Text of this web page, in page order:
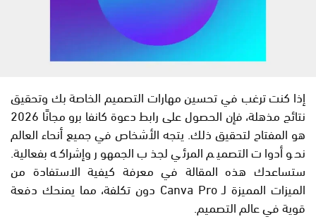
إذا كنت ترغب في تحسين مهارات التصميم الخاصة بك وتحقيق
نتائج مذهلة، فإن الحصول على رابط دعوة كانفا برو مجانًا 2026
هو المفتاح لتحقيق ذلك. يتجه الأشخاص في جميع أنحاء العالم
نحو أدوات التصميم المرئي لجذب الجمهور وإشراكه بفعالية.
ستساعدك هذه المقالة في معرفة كيفية الاستفادة من
الميزات المميزة لـ Canva Pro دون تكلفة، مما يمنحك دفعة
قوية في عالم التصميم.